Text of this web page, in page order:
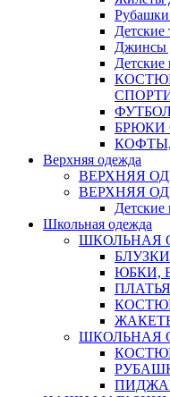
Рубашки
Детские
Джинсы
БРЮКИ
Верхняя одежда
ВЕРХНЯЯ
ВЕРХНЯЯ
Детские
Школьная одежда
ШКОЛЬНАЯ
ЮБКИ,
ШКОЛЬНАЯ